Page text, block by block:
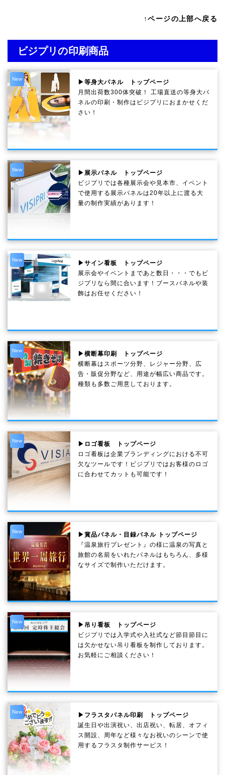
↑ページの上部へ戻る
ビジプリの印刷商品
New
▶等身大パネル トップページ
月間出荷数300体突破！ 工場直送の等身大パ
ネルの印刷・制作は ビジプリ におまかせくだ
さい！
New
▶展示パネル トップページ
ビジプリでは各種展示会や見本市、イベント
で使用する展示パネルは20年以上に渡る大
量の制作実績があります！
New
▶サイン看板 トップページ
展示会やイベントまであと数日・・・でもビ
ジプリなら間に合います！ブースパネルや装
飾はお任せください！
New
▶横断幕印刷 トップページ
横断幕はスポーツ分野、レジャー分野、広
告・販促分野など、用途が幅広い商品です。
種類も多数ご用意しております。
New
▶ロゴ看板 トップページ
ロゴ看板は企業ブランディングにおける不可
欠なツールです！ビジプリではお客様のロゴ
に合わせてカットも可能です！
New
▶賞品パネル・目録パネル トップページ
『温泉旅行プレゼント』の様に温泉の写真と
旅館の名前をいれたパネルはもちろん、多様
なサイズで制作いただけます。
New
▶吊り看板 トップページ
ビジプリでは入学式や入社式など節目節目に
は欠かせない吊り看板を制作しております。
お気軽にご相談ください！
New
▶フラスタパネル印刷 トップページ
誕生日や出演祝い、出店祝い、転居、オフィ
ス開設、周年など様々なお祝いのシーンで使
用するフラスタ制作サービス！